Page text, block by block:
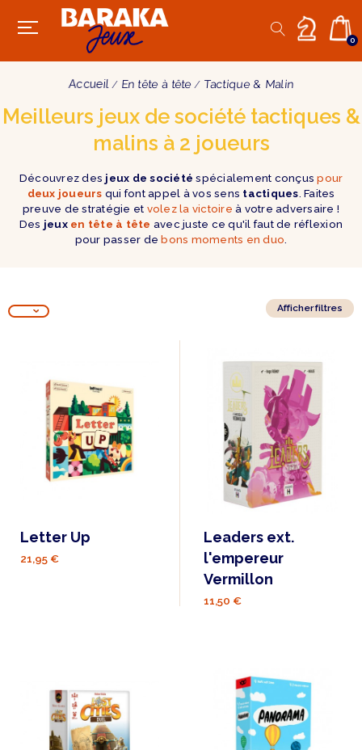
0
Accueil En tête à tête Tactique & Malin
Meilleurs jeux de société tactiques &
malins à 2 joueurs
Découvrez des jeux de société spécialement conçuspour
deux joueurs qui font appel à vos sens tactiques . Faites
preuve de stratégie et volez la victoire à votre adversaire !
Des jeux en tête à tête avec juste ce qu'il faut de réflexion
pour passer de bons moments en duo
Afficher filtres
Letter Up
21,95 €
Leaders ext.
l'empereur
Vermillon
11,50 €